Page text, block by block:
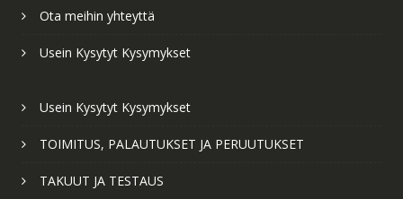
Ota meihin yhteyttä
Usein Kysytyt Kysymykset
Usein Kysytyt Kysymykset
TOIMITUS, PALAUTUKSET JA PERUUTUKSET
TAKUUT JA TESTAUS